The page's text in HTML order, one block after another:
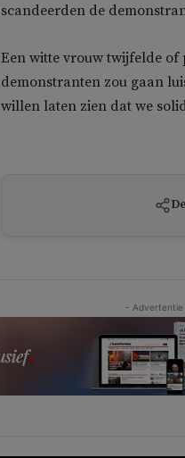
scandeerden de
Een witte vrouw twijfelde of
demonstranten zou gaan
willen laten zien dat we
- Advertentie